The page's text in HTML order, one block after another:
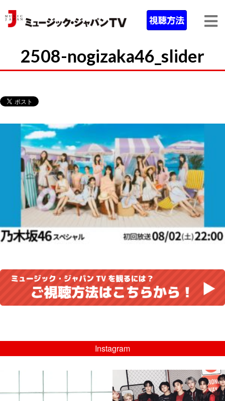
2508-nogizaka46_slider
Instagram
...
musicjapantv
💡08/05(水)23:00特番放送！
...